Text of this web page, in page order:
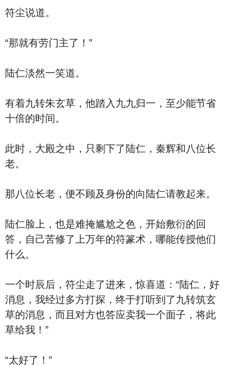
符尘说道。
“那就有劳门主了！”
陆仁淡然一笑道。
有着九转朱玄草，他踏入九九归一，至少能节省
十倍的时间。
此时，大殿之中，只剩下了陆仁，秦辉和八位长
老。
那八位长老，便不顾及身份的向陆仁请教起来。
陆仁脸上，也是难掩尴尬之色，开始敷衍的回
答，自己苦修了上万年的符篆术，哪能传授他们
什么。
一个时辰后，符尘走了进来，惊喜道：“陆仁，好
消息，我经过多方打探，终于打听到了九转筑玄
草的消息，而且对方也答应卖我一个面子，将此
草给我！”
“太好了！”